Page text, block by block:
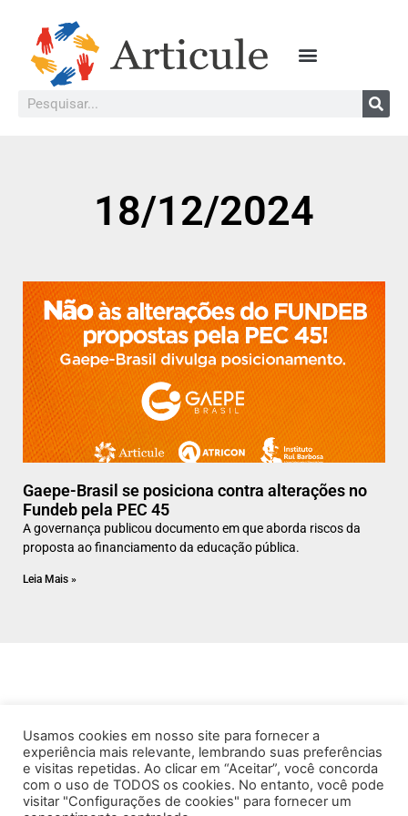
18/12/2024
Gaepe-Brasil se posiciona contra alterações no
Fundeb pela PEC 45
A governança publicou documento em que aborda riscos da
proposta ao financiamento da educação pública.
Leia Mais »
Usamos cookies em nosso site para fornecer a
experiência mais relevante, lembrando suas preferências
e visitas repetidas. Ao clicar em “Aceitar”, você concorda
com o uso de TODOS os cookies. No entanto, você pode
visitar "Configurações de cookies" para fornecer um